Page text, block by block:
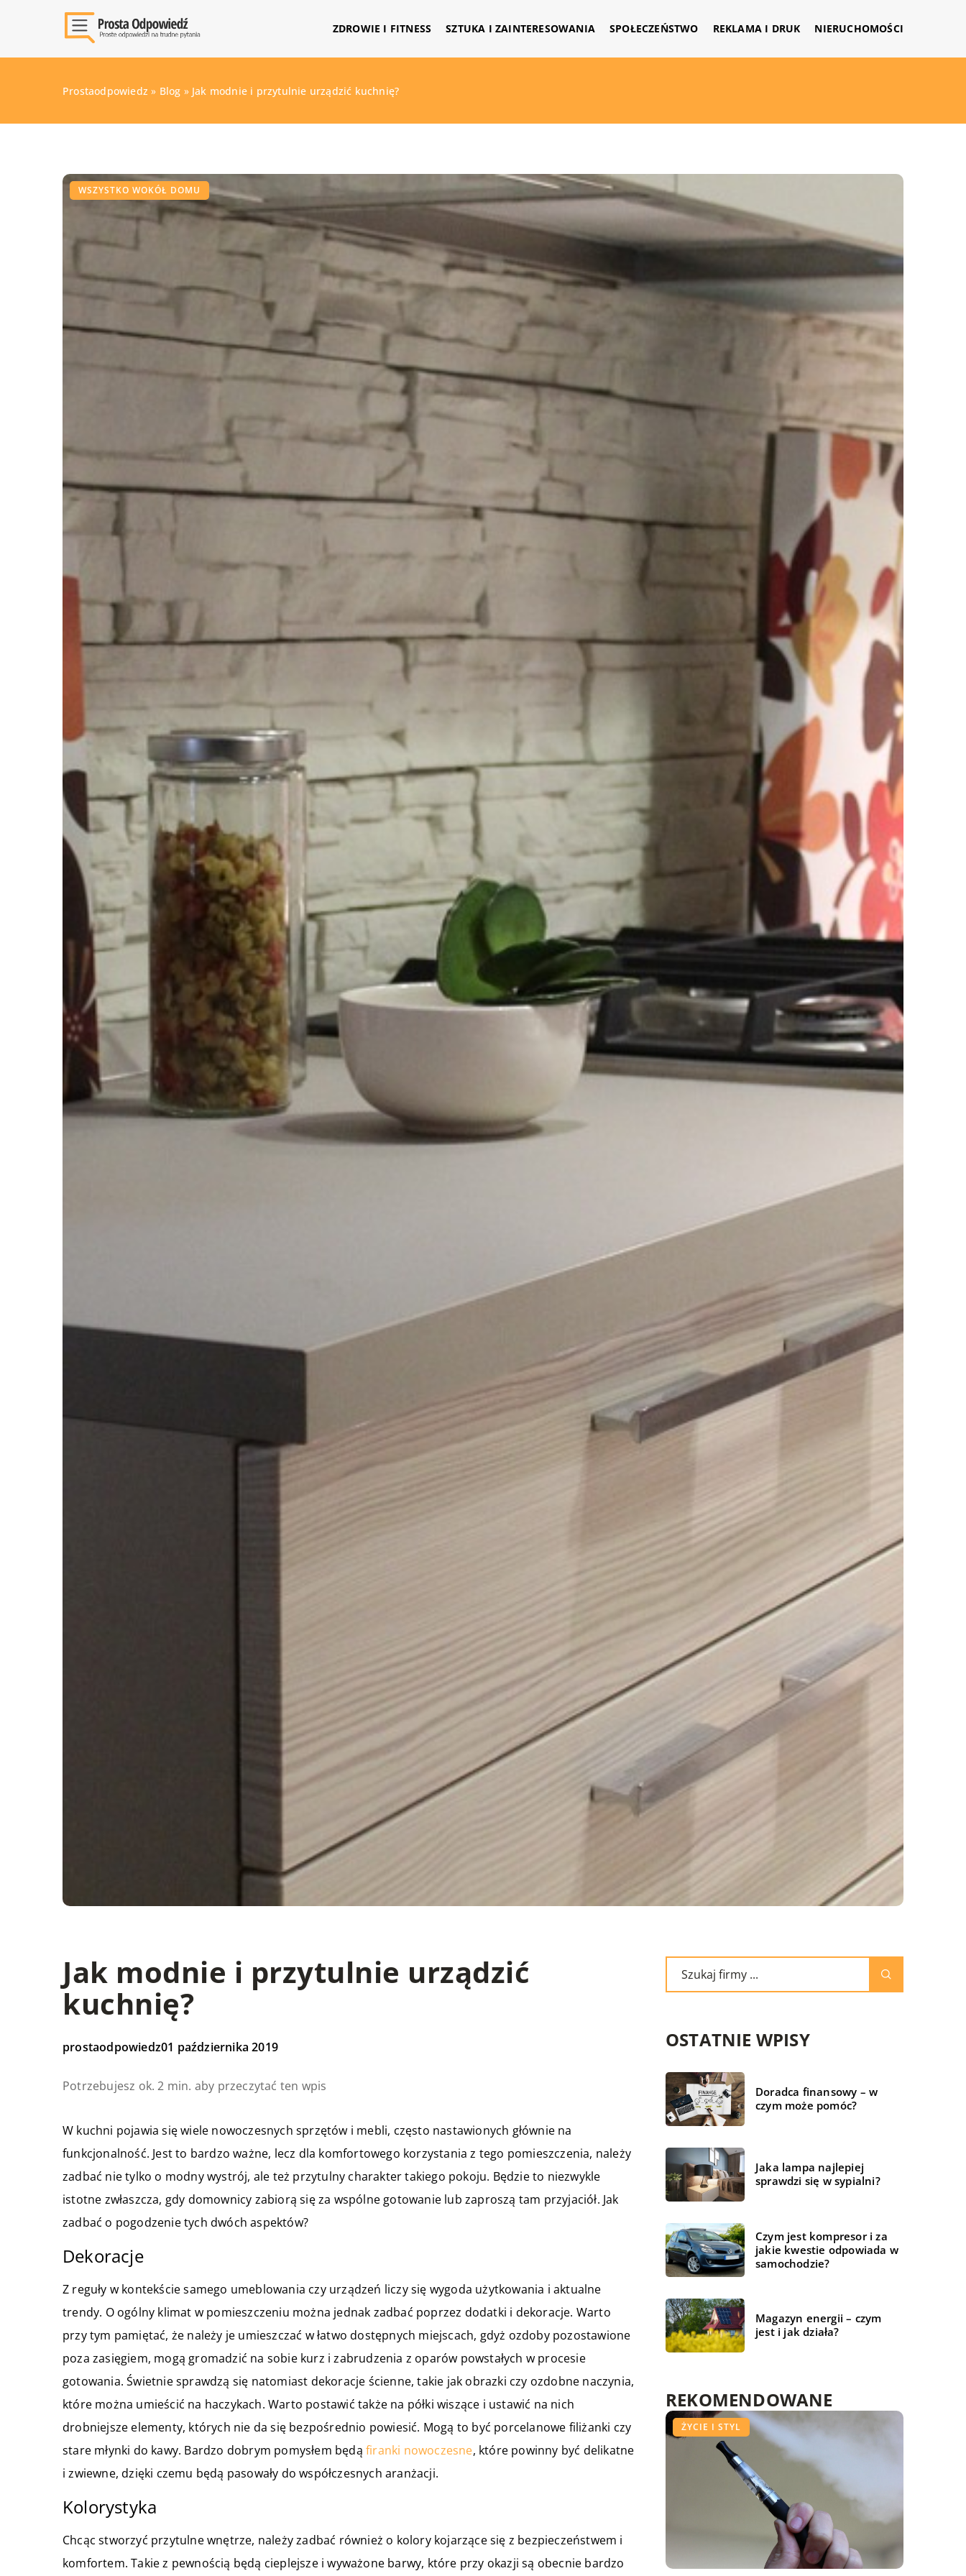
ZDROWIE I FITNESS SZTUKA I ZAINTERESOWANIA SPOŁECZEŃSTWO REKLAMA I DRUK NIERUCHOMOŚCI
Prostaodpowiedz » Blog » Jak modnie i przytulnie urządzić kuchnię?
WSZYSTKO WOKÓŁ DOMU
Jak modnie i przytulnie urządzić
kuchnię?
prostaodpowiedz01 października 2019
Potrzebujesz ok. 2 min. aby przeczytać ten wpis
W kuchni pojawia się wiele nowoczesnych sprzętów i mebli, często nastawionych głównie na
funkcjonalność. Jest to bardzo ważne, lecz dla komfortowego korzystania z tego pomieszczenia, należy
zadbać nie tylko o modny wystrój, ale też przytulny charakter takiego pokoju. Będzie to niezwykle
istotne zwłaszcza, gdy domownicy zabiorą się za wspólne gotowanie lub zaproszą tam przyjaciół. Jak
zadbać o pogodzenie tych dwóch aspektów?
Dekoracje
Z reguły w kontekście samego umeblowania czy urządzeń liczy się wygoda użytkowania i aktualne
trendy. O ogólny klimat w pomieszczeniu można jednak zadbać poprzez dodatki i dekoracje. Warto
przy tym pamiętać, że należy je umieszczać w łatwo dostępnych miejscach, gdyż ozdoby pozostawione
poza zasięgiem, mogą gromadzić na sobie kurz i zabrudzenia z oparów powstałych w procesie
gotowania. Świetnie sprawdzą się natomiast dekoracje ścienne, takie jak obrazki czy ozdobne naczynia,
które można umieścić na haczykach. Warto postawić także na półki wiszące i ustawić na nich
drobniejsze elementy, których nie da się bezpośrednio powiesić. Mogą to być porcelanowe filiżanki czy
stare młynki do kawy. Bardzo dobrym pomysłem będąfiranki nowoczesne, które powinny być delikatne
i zwiewne, dzięki czemu będą pasowały do współczesnych aranżacji.
Kolorystyka
Chcąc stworzyć przytulne wnętrze, należy zadbać również o kolory kojarzące się z bezpieczeństwem i
komfortem. Takie z pewnością będą cieplejsze i wyważone barwy, które przy okazji są obecnie bardzo
OSTATNIE WPISY
Doradca finansowy – w
czym może pomóc?
Jaka lampa najlepiej
sprawdzi się w sypialni?
Czym jest kompresor i za
jakie kwestie odpowiada w
samochodzie?
Magazyn energii – czym
jest i jak działa?
REKOMENDOWANE
BIZNES I REKLAMA
ŻYCIE I STYL
FORMA I ZDROWIE